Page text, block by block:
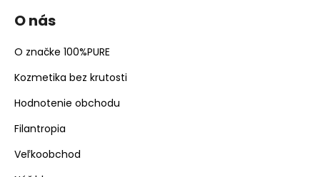
O nás
O značke 100%PURE
Kozmetika bez krutosti
Hodnotenie obchodu
Filantropia
Veľkoobchod